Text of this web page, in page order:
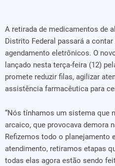
A retirada de medicamentos de
Distrito Federal passará a
agendamento eletrônicos. O
lançado nesta terça-feira (12)
promete reduzir filas, agilizar
assistência farmacêutica para
“Nós tínhamos um sistema que
arcaico, que provocava demora
Refizemos todo o planejamento
atendimento, retiramos etapas
todas elas agora estão sendo